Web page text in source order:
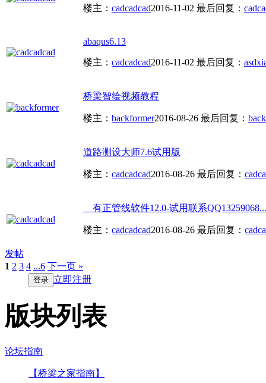
楼主： cadcadcad2016-11-02 最后回复：
abaqus6.13
楼主： cadcadcad2016-11-02 最后回复：
桥梁智绘视频教程
楼主： backformer2016-08-26 最后回复：
道路测设大师7.6试用版
楼主： cadcadcad2016-08-26 最后回复：
有正管线软件12.0-试用联系QQ13259068...
楼主： cadcadcad2016-08-26 最后回复：
发帖
1 2 3 4 ...6 下一页 »
登录 立即注册
版块列表
论坛指南
【桥梁之家指南】